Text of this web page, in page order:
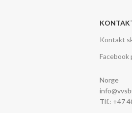
Kontakt
Facebook
Norge
Tlf.: +47